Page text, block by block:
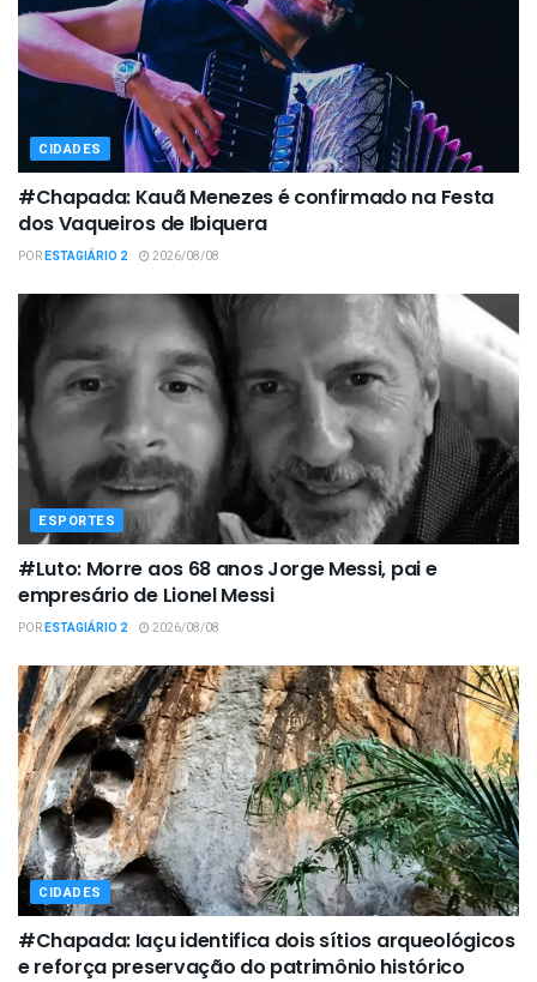
CIDADES
#Chapada: Kauã Menezes é confirmado na Festa
dos Vaqueiros de Ibiquera
PORESTAGIÁRIO 2 2026/08/08
ESPORTES
#Luto: Morre aos 68 anos Jorge Messi, pai e
empresário de Lionel Messi
PORESTAGIÁRIO 2 2026/08/08
CIDADES
#Chapada: Iaçu identifica dois sítios arqueológicos
e reforça preservação do patrimônio histórico